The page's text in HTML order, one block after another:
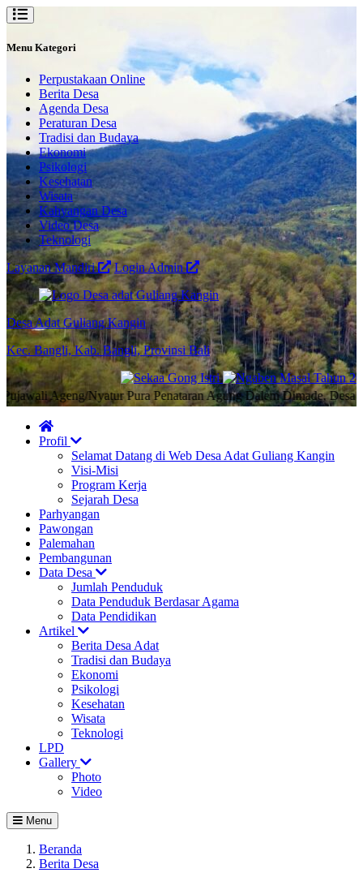
Menu Kategori
Perpustakaan Online
Berita Desa
Agenda Desa
Peraturan Desa
Tradisi dan Budaya
Ekonomi
Psikologi
Kesehatan
Wisata
Kahyangan Desa
Video Desa
Teknologi
Layanan Mandiri
Login Admin
Desa Adat Guliang Kangin
Kec. Bangli, Kab. Bangli, Provinsi Bali
Ageng/Nyatur Pura Penataran Agung Dalem Dimade, Desa
Profil
Selamat Datang di Web Desa Adat Guliang Kangin
Visi-Misi
Program Kerja
Sejarah Desa
Parhyangan
Pawongan
Palemahan
Pembangunan
Data Desa
Jumlah Penduduk
Data Penduduk Berdasar Agama
Data Pendidikan
Artikel
Berita Desa Adat
Tradisi dan Budaya
Ekonomi
Psikologi
Kesehatan
Wisata
Teknologi
LPD
Gallery
Photo
Video
Menu
Beranda
Berita Desa